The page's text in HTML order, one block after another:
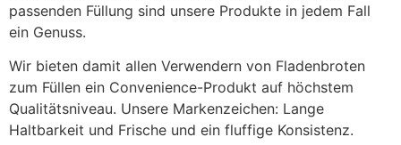
passenden Füllung sind unsere Produkte in jedem Fall
ein Genuss.
Wir bieten damit allen Verwendern von Fladenbroten
zum Füllen ein Convenience-Produkt auf höchstem
Qualitätsniveau. Unsere Markenzeichen: Lange
Haltbarkeit und Frische und ein fluffige Konsistenz.